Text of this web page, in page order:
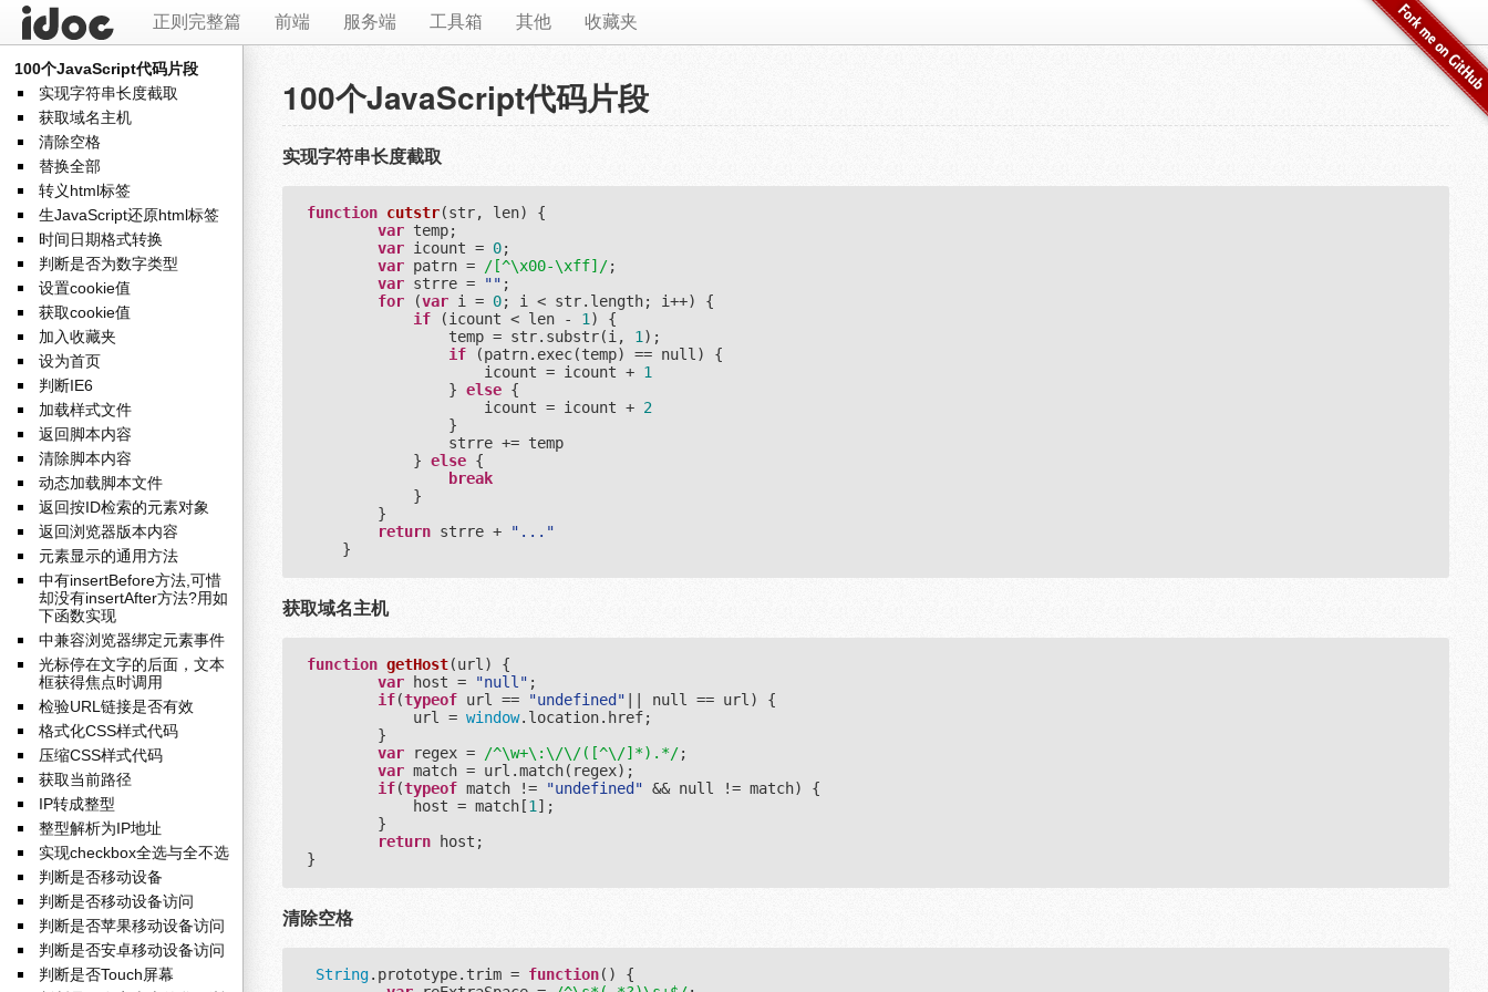
正则完整篇 前端 服务端 工具箱 其他 收藏夹
100个JavaScript代码片段
实现字符串长度截取
获取域名主机
清除空格
替换全部
转义html标签
生JavaScript还原html标签
时间日期格式转换
判断是否为数字类型
设置cookie值
获取cookie值
加入收藏夹
设为首页
判断IE6
加载样式文件
返回脚本内容
清除脚本内容
动态加载脚本文件
返回按ID检索的元素对象
返回浏览器版本内容
元素显示的通用方法
中有insertBefore方法,可惜
却没有insertAfter方法?用如
下函数实现
中兼容浏览器绑定元素事件
光标停在文字的后面，文本
框获得焦点时调用
检验URL链接是否有效
格式化CSS样式代码
压缩CSS样式代码
获取当前路径
IP转成整型
整型解析为IP地址
实现checkbox全选与全不选
判断是否移动设备
判断是否移动设备访问
判断是否苹果移动设备访问
判断是否安卓移动设备访问
判断是否Touch屏幕
100个JavaScript代码片段
实现字符串长度截取
function cutstr(str, len) {
var temp;
var icount = 0;
var patrn = /[^\x00-\xff]/;
var strre = "" ;
for (var i = 0; i < str.length; i++) {
if (icount < len - 1) {
                temp = str.substr(i,
1);
if (patrn.exec(temp) == null) {
                    icount = icount +
1
                }
else {
                    icount = icount +
2
                }
                strre += temp
            }
else {
break
            }
        }
return strre +
"..."
获取域名主机
function getHost(url) {
var host = "null" ;
if(typeof url == "undefined" null == url) {
            url =
window.location.href;
        }
var regex = /^\w+\:\/\/([^\/]*).*/;
var match = url.match(regex);
if(typeof match != "undefined" && null != match) {
            host = match[
1];
        }
return host;
清除空格
String.prototype.trim = function( ) {